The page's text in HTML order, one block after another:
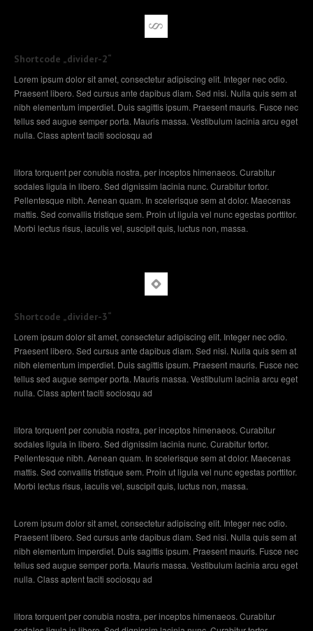
Shortcode „divider-2“
Lorem ipsum dolor sit amet, consectetur adipiscing elit. Integer nec odio.
Praesent libero. Sed cursus ante dapibus diam. Sed nisi. Nulla quis sem at
nibh elementum imperdiet. Duis sagittis ipsum. Praesent mauris. Fusce nec
tellus sed augue semper porta. Mauris massa. Vestibulum lacinia arcu eget
nulla. Class aptent taciti sociosqu ad
litora torquent per conubia nostra, per inceptos himenaeos. Curabitur
sodales ligula in libero. Sed dignissim lacinia nunc. Curabitur tortor.
Pellentesque nibh. Aenean quam. In scelerisque sem at dolor. Maecenas
mattis. Sed convallis tristique sem. Proin ut ligula vel nunc egestas porttitor.
Morbi lectus risus, iaculis vel, suscipit quis, luctus non, massa.
Shortcode „divider-3“
Lorem ipsum dolor sit amet, consectetur adipiscing elit. Integer nec odio.
Praesent libero. Sed cursus ante dapibus diam. Sed nisi. Nulla quis sem at
nibh elementum imperdiet. Duis sagittis ipsum. Praesent mauris. Fusce nec
tellus sed augue semper porta. Mauris massa. Vestibulum lacinia arcu eget
nulla. Class aptent taciti sociosqu ad
litora torquent per conubia nostra, per inceptos himenaeos. Curabitur
sodales ligula in libero. Sed dignissim lacinia nunc. Curabitur tortor.
Pellentesque nibh. Aenean quam. In scelerisque sem at dolor. Maecenas
mattis. Sed convallis tristique sem. Proin ut ligula vel nunc egestas porttitor.
Morbi lectus risus, iaculis vel, suscipit quis, luctus non, massa.
Lorem ipsum dolor sit amet, consectetur adipiscing elit. Integer nec odio.
Praesent libero. Sed cursus ante dapibus diam. Sed nisi. Nulla quis sem at
nibh elementum imperdiet. Duis sagittis ipsum. Praesent mauris. Fusce nec
tellus sed augue semper porta. Mauris massa. Vestibulum lacinia arcu eget
nulla. Class aptent taciti sociosqu ad
litora torquent per conubia nostra, per inceptos himenaeos. Curabitur